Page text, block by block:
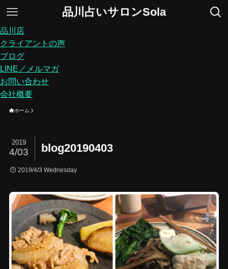
品川占いサロンSola
品川店
クライアントの声
ブログ
LINE／メルマガ
お問い合わせ
会社概要
ホーム
blog20190403
2019
4/03
2019/4/3 Wednesday